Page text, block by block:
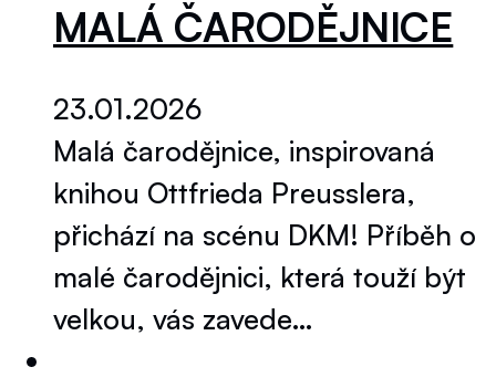
MALÁ ČARODĚJNICE
23.01.2026
Malá čarodějnice, inspirovaná
knihou Ottfrieda Preusslera,
přichází na scénu DKM! Příběh o
malé čarodějnici, která touží být
velkou, vás zavede…